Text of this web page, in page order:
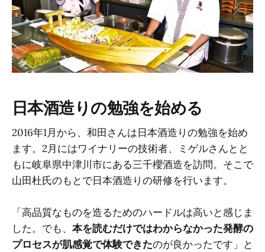
日本酒造りの勉強を始める
2016年1月から、和田さんは日本酒造りの勉強を始め
ます。2月にはワイナリーの技術者、ミゲルさんとと
もに岐阜県中津川市にある三千櫻酒造を訪問。そこで
山田杜氏のもとで日本酒造りの研修を行います。
「高品質なものを造るためのハードルは高いと感じま
した。でも、 本を読むだけではわからなかった発酵の
プロセスが肌感覚で体験できたのが良かったです」と